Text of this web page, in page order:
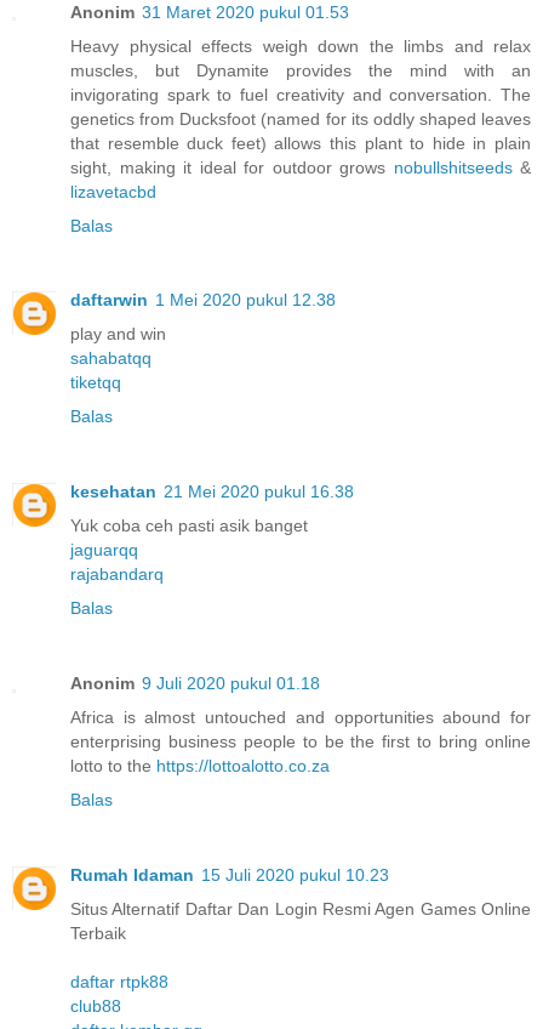
Anonim 31 Maret 2020 pukul 01.53
Heavy physical effects weigh down the limbs and relax
muscles, but Dynamite provides the mind with an
invigorating spark to fuel creativity and conversation. The
genetics from Ducksfoot (named for its oddly shaped leaves
that resemble duck feet) allows this plant to hide in plain
sight, making it ideal for outdoor grows nobullshitseeds&
lizavetacbd
Balas
daftarwin 1 Mei 2020 pukul 12.38
play and win
sahabatqq
tiketqq
Balas
kesehatan 21 Mei 2020 pukul 16.38
Yuk coba ceh pasti asik banget
jaguarqq
rajabandarq
Balas
Anonim 9 Juli 2020 pukul 01.18
Africa is almost untouched and opportunities abound for
enterprising business people to be the first to bring online
lotto to the https://lottoalotto.co.za
Balas
Rumah Idaman 15 Juli 2020 pukul 10.23
Situs Alternatif Daftar Dan Login Resmi Agen Games Online
Terbaik
daftar rtpk88
club88